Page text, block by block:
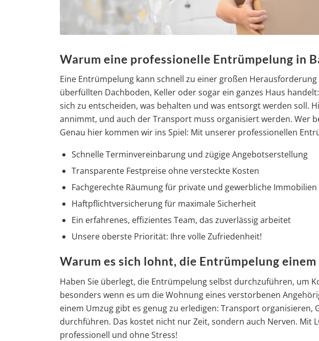
Warum eine professionelle Entrümpelung in
Eine Entrümpelung kann schnell zu einer großen
überfüllten Dachboden, Keller oder sogar ein ganzes Haus
sich zu entscheiden, was behalten und was entsorgt werden soll.
annimmt, und auch der Transport muss organisiert werden. Wer
Genau hier kommen wir ins Spiel: Mit unserer professionellen
Schnelle Terminvereinbarung und zügige Angebotserstellung
Transparente Festpreise ohne versteckte Kosten
Fachgerechte Räumung für private und gewerbliche Immobilien
Haftpflichtversicherung für maximale Sicherheit
Ein erfahrenes, effizientes Team, das zuverlässig arbeitet
Unsere oberste Priorität: Ihre volle Zufriedenheit!
Warum es sich lohnt, die Entrümpelung
Haben Sie überlegt, die Entrümpelung selbst durchzuführen, um
besonders wenn es um die Wohnung eines verstorbenen
einem Umzug gibt es genug zu erledigen: Transport
durchführen. Das kostet nicht nur Zeit, sondern auch Nerven. Mit
professionell und ohne Stress!